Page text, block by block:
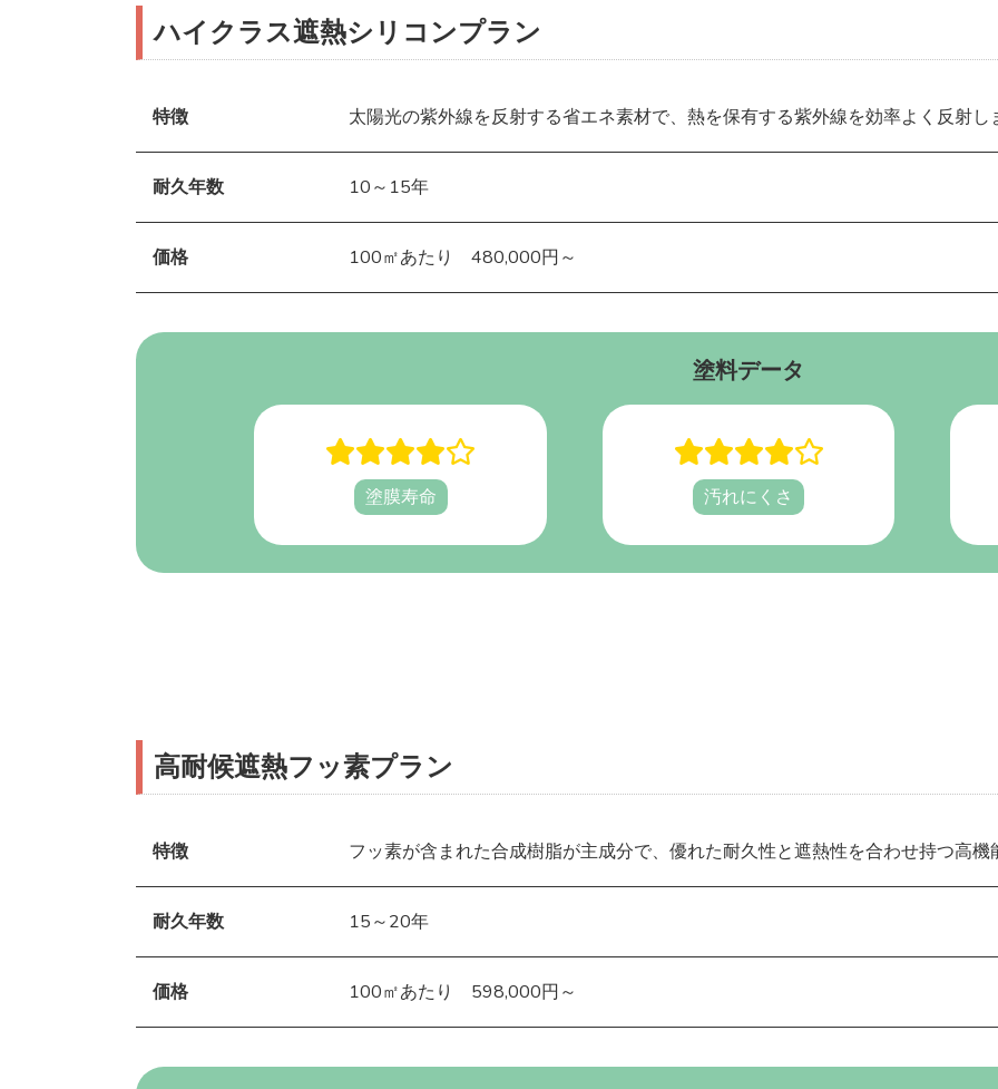
ハイクラス遮熱シリコンプラン
特徴 太陽光の紫外線を反射する省エネ素材で、熱を保有する紫外線を効率よく反射し
耐久年数 10～15年
価格 100㎡あたり 480,000円～
塗料データ
塗膜寿命 汚れにくさ
高耐候遮熱フッ素プラン
特徴 フッ素が含まれた合成樹脂が主成分で、優れた耐久性と遮熱性を合わせ持つ高機
耐久年数 15～20年
価格 100㎡あたり 598,000円～